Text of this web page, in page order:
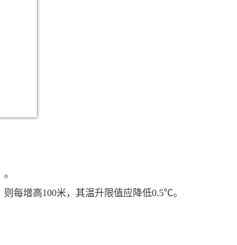
则每增高100米，其温升限值应降低0.5℃。